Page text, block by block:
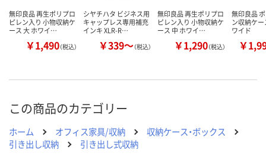
無印良品 再生ポリプロ
ピレン入り 小物収納ケ
ース 大 ホワイ…
￥1,490（税込）
シヤチハタ ビジネス用
キャップレス専用補充
インキ XLR-R…
￥339～（税込）
無印良品 再生ポリプロ
ピレン入り 小物収納ケ
ース 中 ホワイ…
￥1,290（税込）
無印良品
ン収納ケ
ワイド
￥
この商品のカテゴリー
ホーム オフィス家具/収納
収納ケース・ボックス
引き出し収納
引き出し式収納